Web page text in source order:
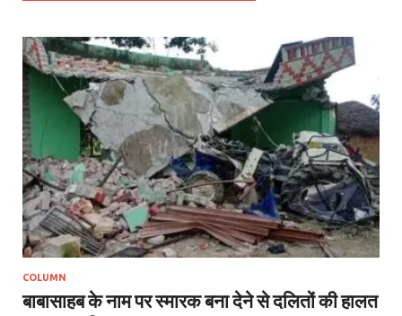
COLUMN
बाबासाहब के नाम पर स्मारक बना देने से दलितों की हालत